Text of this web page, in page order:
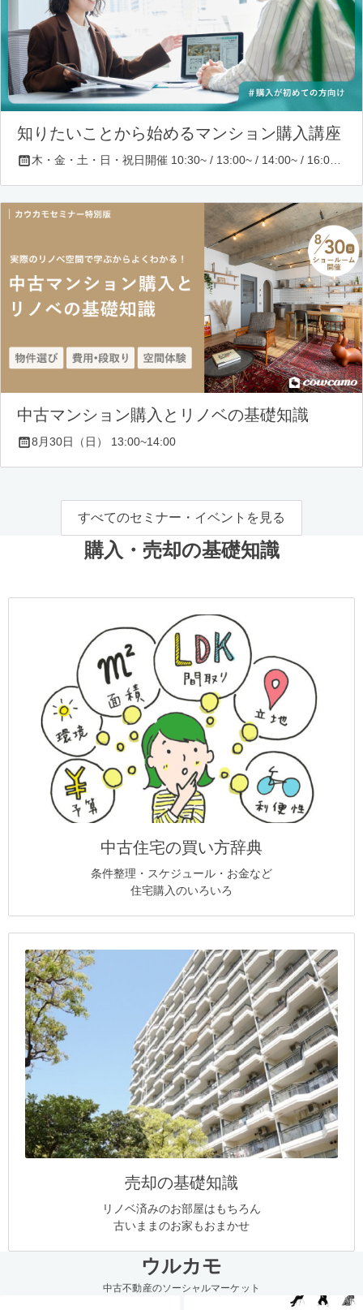
知りたいことから始めるマンション購入講座
木・金・土・日・祝日開催 10:30~ / 13:00~ / 14:00~ / 16:00~ / 17:00~/ 18:30~/ 19:30~
中古マンション購入とリノベの基礎知識
8月30日（日） 13:00~14:00
すべてのセミナー・イベントを見る
購入・売却の基礎知識
中古住宅の買い方辞典
条件整理・スケジュール・お金など
住宅購入のいろいろ
売却の基礎知識
リノベ済みのお部屋はもちろん
古いままのお家もおまかせ
ウルカモ
中古不動産のソーシャルマーケット